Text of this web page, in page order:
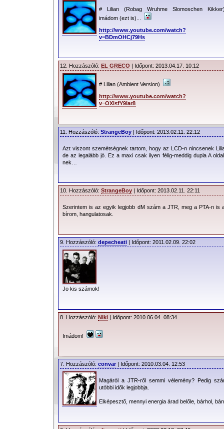
# Lilian (Robag Wruhme Slomoschen
imádom (ezt is)...
http://www.youtube.com/watch?
v=BDmOHCj79Hs
12. Hozzászóló: EL GRECO | Időpont: 2013.04.17. 10:12
# Lilian (Ambient Version)
http://www.youtube.com/watch?
v=OXlsfY9Iar8
11. Hozzászóló: StrangeBoy | Időpont: 2013.02.11. 22:12
Azt viszont szemétségnek tartom, hogy az LCD-n nincsenek
de az legalább jó. Ez a maxi csak ilyen félig-meddig dupla A
nek…
10. Hozzászóló: StrangeBoy | Időpont: 2013.02.11. 22:11
Szerintem is az egyik legjobb dM szám a JTR, meg a PTA-n is
bírom, hangulatosak.
9. Hozzászóló: depecheati | Időpont: 2011.02.09. 22:02
Jo kis számok!
8. Hozzászóló: Niki | Időpont: 2010.06.04. 08:34
Imádom!
7. Hozzászóló: convar | Időpont: 2010.03.04. 12:53
Magáról a JTR-ről semmi vélemény? Pedig
utóbbi idők legjobbja.
Elképesztő, mennyi energia árad belőle, bárhol,